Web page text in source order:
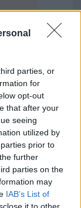
parties, or
for
opt-out
that after your
seeing
utilized by
prior to
further
parties on the
may
IAB’s List of
nella